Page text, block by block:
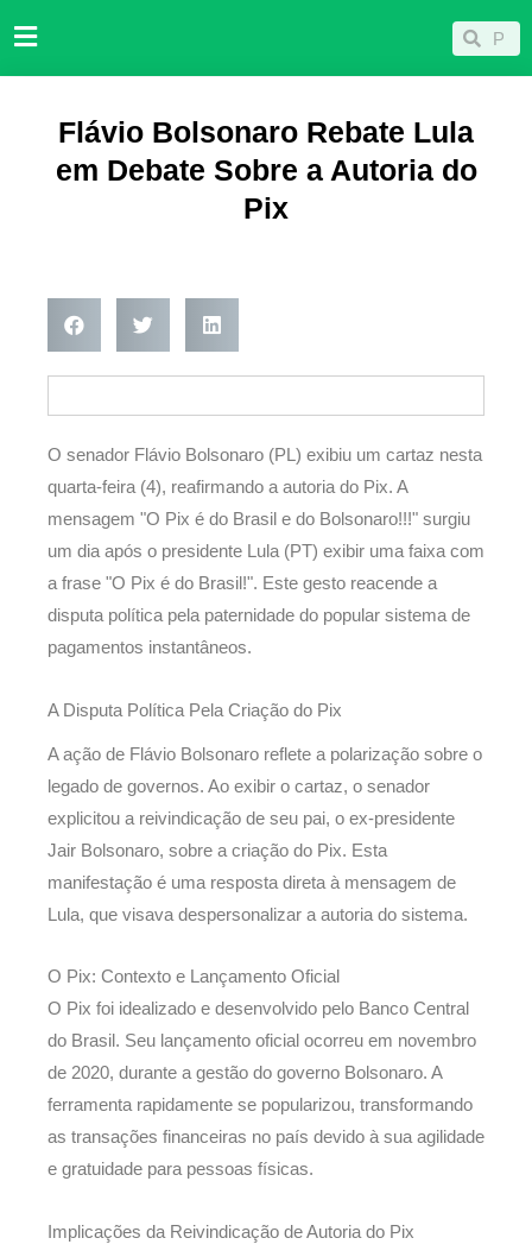
para
Pesquisar
Flávio Bolsonaro Rebate Lula
em Debate Sobre a Autoria do
Pix
O senador Flávio Bolsonaro (PL) exibiu um cartaz nesta
quarta-feira (4), reafirmando a autoria do Pix. A
mensagem "O Pix é do Brasil e do Bolsonaro!!!" surgiu
um dia após o presidente Lula (PT) exibir uma faixa com
a frase "O Pix é do Brasil!". Este gesto reacende a
disputa política pela paternidade do popular sistema de
pagamentos instantâneos.
A Disputa Política Pela Criação do Pix
A ação de Flávio Bolsonaro reflete a polarização sobre o
legado de governos. Ao exibir o cartaz, o senador
explicitou a reivindicação de seu pai, o ex-presidente
Jair Bolsonaro, sobre a criação do Pix. Esta
manifestação é uma resposta direta à mensagem de
Lula, que visava despersonalizar a autoria do sistema.
O Pix: Contexto e Lançamento Oficial
O Pix foi idealizado e desenvolvido pelo Banco Central
do Brasil. Seu lançamento oficial ocorreu em novembro
de 2020, durante a gestão do governo Bolsonaro. A
ferramenta rapidamente se popularizou, transformando
as transações financeiras no país devido à sua agilidade
e gratuidade para pessoas físicas.
Implicações da Reivindicação de Autoria do Pix